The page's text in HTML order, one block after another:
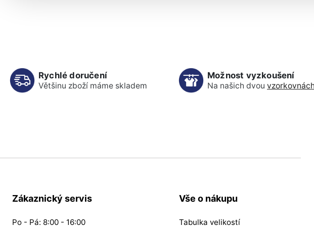
Rychlé doručení
Většinu zboží máme skladem
Možnost vyzkoušení
Na našich dvou vzorkovnách
Zákaznický servis
Po - Pá: 8:00 - 16:00
Vše o nákupu
Tabulka velikostí